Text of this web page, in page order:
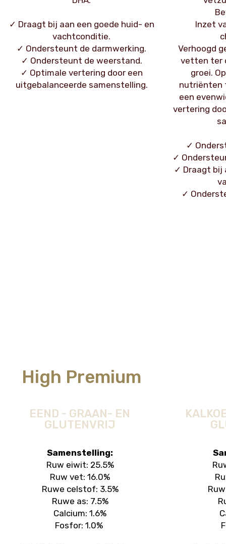
✓ Draagt bij aan een goede huid- en
vachtconditie.
✓ Ondersteunt de darmwerking.
✓ Ondersteunt de weerstand.
✓ Optimale vertering door een
uitgebalanceerde samenstelling.
Inzet
Verhoogd
vetten ter
groei.
nutriënten
een
vertering
✓
✓
✓ Draagt bij
✓
High Premium
EEND - GRAAN- EN
GLUTENVRIJ
Samenstelling:
Ruw eiwit: 25.5%
Ruw vet: 16.0%
Ruwe celstof: 3.5%
Ruwe as: 7.5%
Calcium: 1.6%
Fosfor: 1.0%